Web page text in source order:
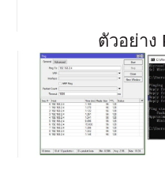
ตัวอย่าง